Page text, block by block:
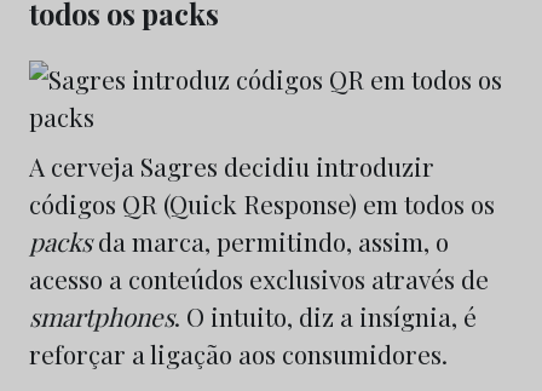
todos os packs
A cerveja Sagres decidiu introduzir
códigos QR (Quick Response) em todos os
packsda marca, permitindo, assim, o
acesso a conteúdos exclusivos através de
smartphones. O intuito, diz a insígnia, é
reforçar a ligação aos consumidores.